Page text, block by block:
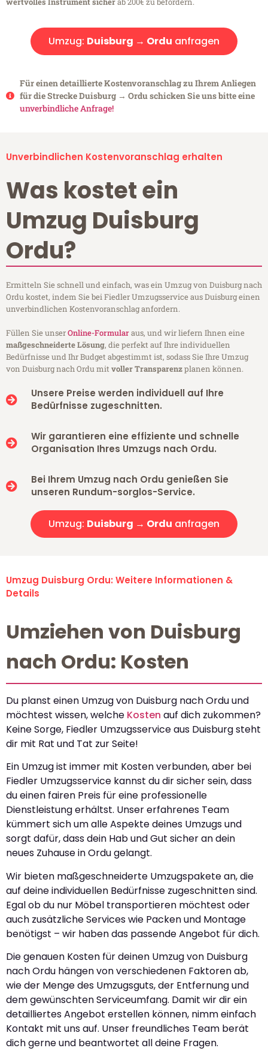
Umzug: Duisburg → Ordu anfragen
Für einen detaillierte Kostenvoranschlag zu Ihrem Anliegen
für die Strecke Duisburg → Ordu schicken Sie uns bitte eine
unverbindliche Anfrage!
Unverbindlichen Kostenvoranschlag erhalten
Was kostet ein
Umzug Duisburg
Ordu?
Ermitteln Sie schnell und einfach, was ein Umzug von Duisburg nach
Ordu kostet, indem Sie bei Fiedler Umzugsservice aus Duisburg einen
unverbindlichen Kostenvoranschlag anfordern.
Füllen Sie unserOnline-Formularaus, und wir liefern Ihnen eine
maßgeschneiderte Lösung, die perfekt auf Ihre individuellen
Bedürfnisse und Ihr Budget abgestimmt ist, sodass Sie Ihre Umzug
von Duisburg nach Ordu mitvoller Transparenzplanen können.
Unsere Preise werden individuell auf Ihre
Bedürfnisse zugeschnitten.
Wir garantieren eine effiziente und schnelle
Organisation Ihres Umzugs nach Ordu.
Bei Ihrem Umzug nach Ordu genießen Sie
unseren Rundum-sorglos-Service.
Umzug: Duisburg → Ordu anfragen
Umzug Duisburg Ordu: Weitere Informationen &
Details
Umziehen von Duisburg
nach Ordu: Kosten
Du planst einen Umzug von Duisburg nach Ordu und
möchtest wissen, welche Kosten auf dich zukommen?
Keine Sorge, Fiedler Umzugsservice aus Duisburg steht
dir mit Rat und Tat zur Seite!
Ein Umzug ist immer mit Kosten verbunden, aber bei
Fiedler Umzugsservice kannst du dir sicher sein, dass
du einen fairen Preis für eine professionelle
Dienstleistung erhältst. Unser erfahrenes Team
kümmert sich um alle Aspekte deines Umzugs und
sorgt dafür, dass dein Hab und Gut sicher an dein
neues Zuhause in Ordu gelangt.
Wir bieten maßgeschneiderte Umzugspakete an, die
auf deine individuellen Bedürfnisse zugeschnitten sind.
Egal ob du nur Möbel transportieren möchtest oder
auch zusätzliche Services wie Packen und Montage
benötigst – wir haben das passende Angebot für dich.
Die genauen Kosten für deinen Umzug von Duisburg
nach Ordu hängen von verschiedenen Faktoren ab,
wie der Menge des Umzugsguts, der Entfernung und
dem gewünschten Serviceumfang. Damit wir dir ein
detailliertes Angebot erstellen können, nimm einfach
Kontakt mit uns auf. Unser freundliches Team berät
dich gerne und beantwortet all deine Fragen.